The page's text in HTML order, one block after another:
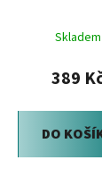
Skladem
389
DO